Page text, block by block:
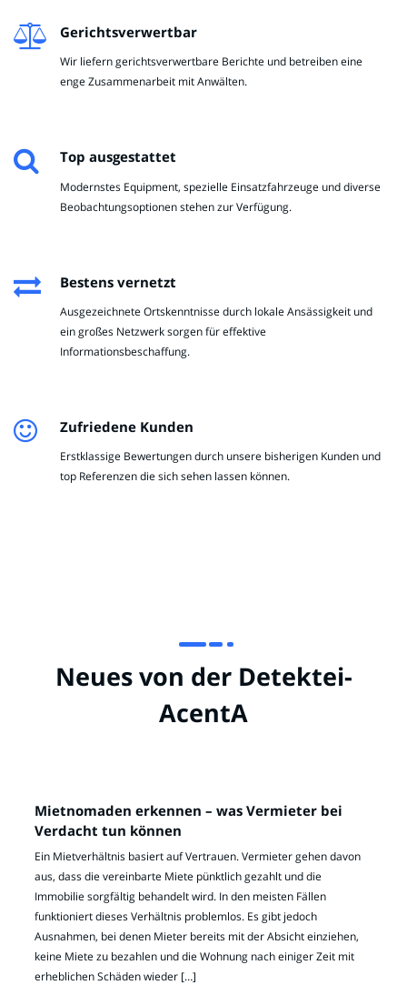
Gerichtsverwertbar
Wir liefern gerichtsverwertbare Berichte und betreiben eine
enge Zusammenarbeit mit Anwälten.
Top ausgestattet
Modernstes Equipment, spezielle Einsatzfahrzeuge und diverse
Beobachtungsoptionen stehen zur Verfügung.
Bestens vernetzt
Ausgezeichnete Ortskenntnisse durch lokale Ansässigkeit und
ein großes Netzwerk sorgen für effektive
Informationsbeschaffung.
Zufriedene Kunden
Erstklassige Bewertungen durch unsere bisherigen Kunden und
top Referenzen die sich sehen lassen können.
Neues von der Detektei-
AcentA
Mietnomaden erkennen – was Vermieter bei
Verdacht tun können
Ein Mietverhältnis basiert auf Vertrauen. Vermieter gehen davon
aus, dass die vereinbarte Miete pünktlich gezahlt und die
Immobilie sorgfältig behandelt wird. In den meisten Fällen
funktioniert dieses Verhältnis problemlos. Es gibt jedoch
Ausnahmen, bei denen Mieter bereits mit der Absicht einziehen,
keine Miete zu bezahlen und die Wohnung nach einiger Zeit mit
erheblichen Schäden wieder […]